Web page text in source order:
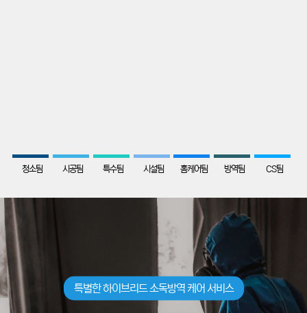
89
청소팀 68
시공팀 51
특수팀 46
시설팀 78
홈케어팀 56
방역팀 35
CS팀
특별한 하이브리드 소독방역 케어 서비스